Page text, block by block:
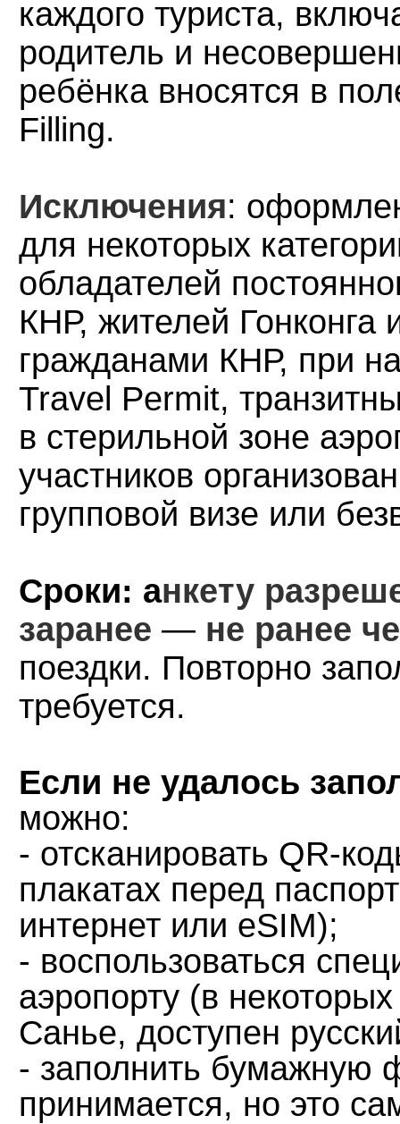
каждого туриста,
родитель и
ребёнка вносятся в
Filling.
Исключения:
для некоторых
обладателей
КНР, жителей
гражданами КНР, при
Travel Permit,
в стерильной зоне
участников
групповой визе или
Сроки: анкету
заранее — не ранее
поездки. Повторно
требуется.
Если не удалось
можно:
- отсканировать QR-
плакатах перед
интернет или eSIM);
- воспользоваться
аэропорту (в
Санье, доступен
- заполнить
принимается, но это